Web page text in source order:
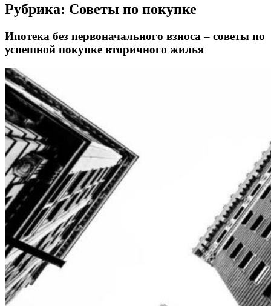
Рубрика: Советы по покупке
Ипотека без первоначального взноса – советы по
успешной покупке вторичного жилья